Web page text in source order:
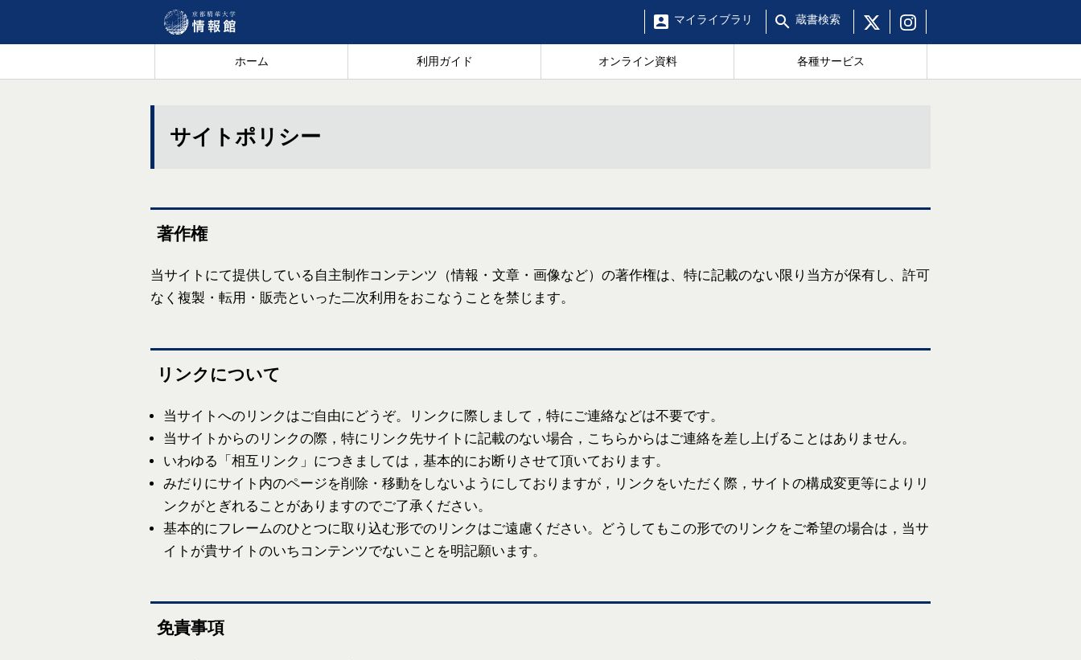
マイライブラリ 蔵書検索
ホーム 利用ガイド オンライン資料 各種サービス
サイトポリシー
著作権
当サイトにて提供している自主制作コンテンツ（情報・文章・画像など）の著作権は、特に記載のない限り当方が保有し、許可
なく複製・転用・販売といった二次利用をおこなうことを禁じます。
リンクについて
当サイトへのリンクはご自由にどうぞ。リンクに際しまして，特にご連絡などは不要です。
当サイトからのリンクの際，特にリンク先サイトに記載のない場合，こちらからはご連絡を差し上げることはありません。
いわゆる「相互リンク」につきましては，基本的にお断りさせて頂いております。
みだりにサイト内のページを削除・移動をしないようにしておりますが，リンクをいただく際，サイトの構成変更等によりリ
ンクがとぎれることがありますのでご了承ください。
基本的にフレームのひとつに取り込む形でのリンクはご遠慮ください。どうしてもこの形でのリンクをご希望の場合は，当サ
イトが貴サイトのいちコンテンツでないことを明記願います。
免責事項